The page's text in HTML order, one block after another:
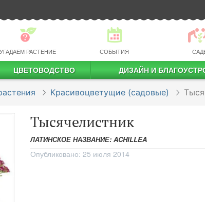
УГАДАЕМ РАСТЕНИЕ СОБЫТИЯ
ЦВЕТОВОДСТВО ДИЗАЙН И
Красивоцветущие (садовые)
Тысячелистник
ЛАТИНСКОЕ НАЗВАНИЕ: ACHILLEA
Опубликовано: 25 июля 2014